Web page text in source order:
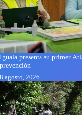
Iguala presenta su primer
prevención
8 agosto, 2026